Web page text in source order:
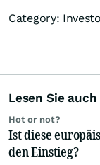
Category:
Lesen Sie auch
Hot or not?
Ist diese
den Einstieg?